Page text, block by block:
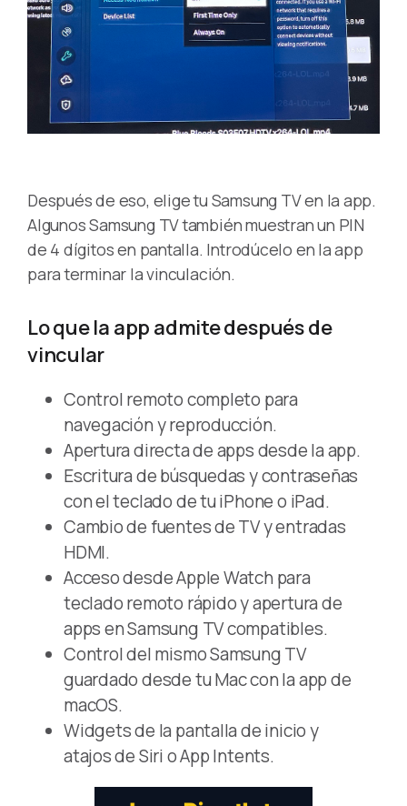
Después de eso, elige tu Samsung TV en la app.
Algunos Samsung TV también muestran un PIN
de 4 dígitos en pantalla. Introdúcelo en la app
para terminar la vinculación.
Lo que la app admite después de
vincular
Control remoto completo para
navegación y reproducción.
Apertura directa de apps desde la app.
Escritura de búsquedas y contraseñas
con el teclado de tu iPhone o iPad.
Cambio de fuentes de TV y entradas
HDMI.
Acceso desde Apple Watch para
teclado remoto rápido y apertura de
apps en Samsung TV compatibles.
Control del mismo Samsung TV
guardado desde tu Mac con la app de
macOS.
Widgets de la pantalla de inicio y
atajos de Siri o App Intents.